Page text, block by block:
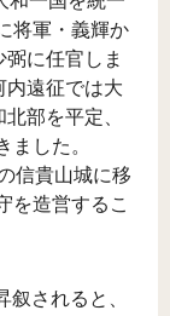
将軍・義輝か
に任官しま
内遠征では大
部を平定、
ました。
信貴山城に移
を造営するこ
されると、